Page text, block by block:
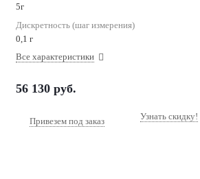
5г
Дискретность (шаг измерения)
0,1 г
Все характеристики
56 130 руб.
Привезем под заказ Узнать скидку!